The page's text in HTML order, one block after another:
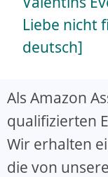
Liebe nicht
deutsch]
Als Amazon
qualifizierten
Wir erhalten
die von